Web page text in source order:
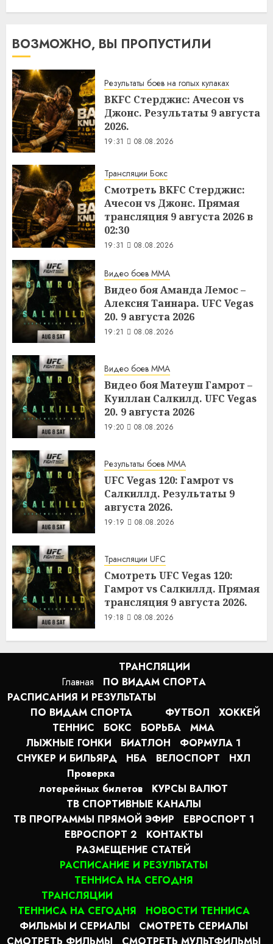
ВОЗМОЖНО, ВЫ ПРОПУСТИЛИ
Результаты боев на голых кулаках
BKFC Стерджис: Ачесон vs
Джонс. Результаты 9 августа
2026.
19:31 08.08.2026
Трансляции Бокс
Смотреть BKFC Стерджис:
Ачесон vs Джонс. Прямая
трансляция 9 августа 2026 в
02:30
19:31 08.08.2026
Видео боев MMA
Видео боя Аманда Лемос –
Алексия Таинара. UFC Vegas
20. 9 августа 2026
19:21 08.08.2026
Видео боев MMA
Видео боя Матеуш Гамрот –
Куиллан Салкилд. UFC Vegas
20. 9 августа 2026
19:20 08.08.2026
Результаты боев MMA
UFC Vegas 120: Гамрот vs
Салкиллд. Результаты 9
августа 2026.
19:19 08.08.2026
Трансляции UFC
Смотреть UFC Vegas 120:
Гамрот vs Салкиллд. Прямая
трансляция 9 августа 2026.
19:18 08.08.2026
Главная
ТРАНСЛЯЦИИ
ПО ВИДАМ СПОРТA
РАСПИСАНИЯ И РЕЗУЛЬТАТЫ
ПО ВИДАМ СПОРТА
ФУТБОЛ
ХОККЕЙ
ТЕННИС
БОКС БОРЬБА
MMA
ЛЫЖНЫЕ ГОНКИ
БИАТЛОН
ФОРМУЛА 1
СНУКЕР И БИЛЬЯРД
НБА ВЕЛОСПОРТ
НХЛ
Проверка
лотерейных билетов
КУРСЫ ВАЛЮТ
ТВ СПОРТИВНЫЕ КАНАЛЫ
ТВ ПРОГРАММЫ ПРЯМОЙ ЭФИР
ЕВРОСПОРТ 1
ЕВРОСПОРТ 2
КОНТАКТЫ
РАЗМЕЩЕНИЕ СТАТЕЙ
РАСПИСАНИЕ И РЕЗУЛЬТАТЫ
ТЕННИСА НА СЕГОДНЯ
ТРАНСЛЯЦИИ
ТЕННИСА НА СЕГОДНЯ
НОВОСТИ ТЕННИСА
ФИЛЬМЫ И СЕРИАЛЫ
СМОТРЕТЬ СЕРИАЛЫ
СМОТРЕТЬ ФИЛЬМЫ
СМОТРЕТЬ МУЛЬТФИЛЬМЫ